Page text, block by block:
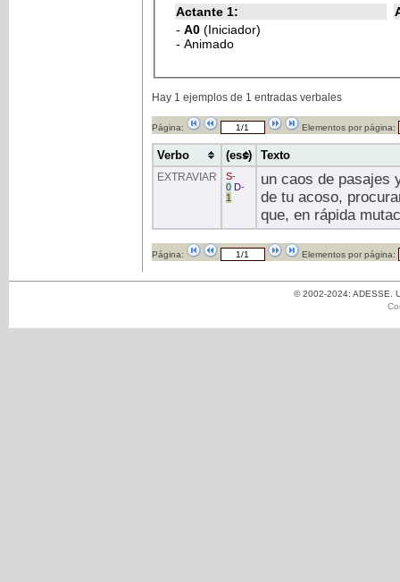
Actante 1:
- A0 (Iniciador)
- Animado
Hay 1 ejemplos de 1 entradas verbales
Página: Elementos por página:
Verbo (ess) Texto
EXTRAVIAR S-
0 D-
1
un caos de pasajes
de tu acoso,
que, en rápida
Página: Elementos por página:
© 2002-2024: ADESSE.